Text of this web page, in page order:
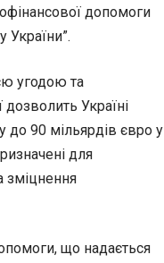
допомоги
України”.
угодою та
Україні
до 90 мільярдів євро у
для
зміцнення
що надається